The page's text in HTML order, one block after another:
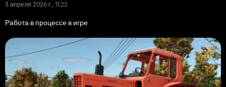
3 апреля 2026 г., 11:22
Работа в процессе в игре